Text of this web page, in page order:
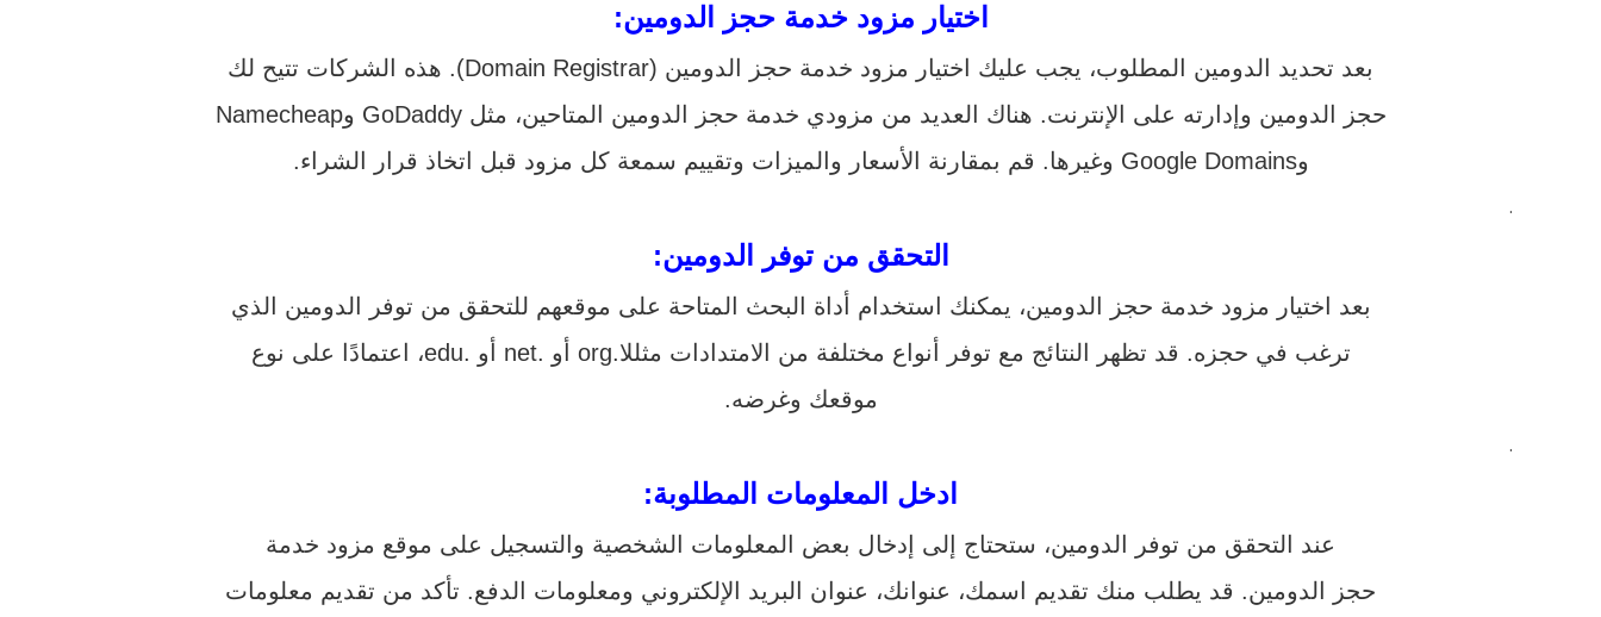
اختيار مزود خدمة حجز الدومين:
بعد تحديد الدومين المطلوب، يجب عليك اختيار مزود خدمة حجز الدومين (Domain Registrar). هذه الشركات تتيح لك
حجز الدومين وإدارته على الإنترنت. هناك العديد من مزودي خدمة حجز الدومين المتاحين، مثل GoDaddy وNamecheap
وGoogle Domains وغيرها. قم بمقارنة الأسعار والميزات وتقييم سمعة كل مزود قبل اتخاذ قرار الشراء.
.
التحقق من توفر الدومين:
بعد اختيار مزود خدمة حجز الدومين، يمكنك استخدام أداة البحث المتاحة على موقعهم للتحقق من توفر الدومين الذي
ترغب في حجزه. قد تظهر النتائج مع توفر أنواع مختلفة من الامتدادات مثللا.org أو .net أو .edu، اعتمادًا على نوع
موقعك وغرضه.
.
ادخل المعلومات المطلوبة:
عند التحقق من توفر الدومين، ستحتاج إلى إدخال بعض المعلومات الشخصية والتسجيل على موقع مزود خدمة
حجز الدومين. قد يطلب منك تقديم اسمك، عنوانك، عنوان البريد الإلكتروني ومعلومات الدفع. تأكد من تقديم معلومات